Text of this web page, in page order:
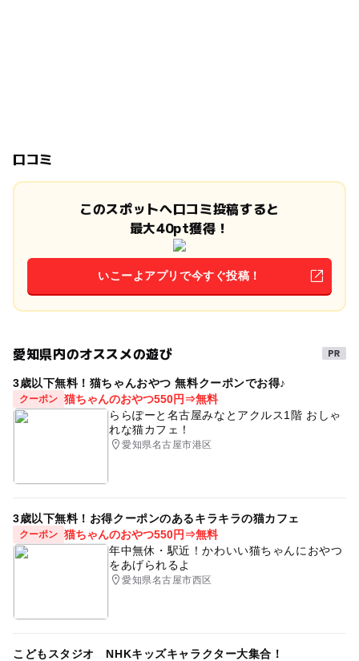
口コミ
このスポットへ口コミ投稿すると
最大40pt獲得！
いこーよアプリで今すぐ投稿！
愛知県内のオススメの遊び
3歳以下無料！猫ちゃんおやつ 無料クーポンでお得♪
クーポン 猫ちゃんのおやつ550円⇒無料
ららぽーと名古屋みなとアクルス1階 おしゃ
れな猫カフェ！
愛知県名古屋市港区
3歳以下無料！お得クーポンのあるキラキラの猫カフェ
クーポン 猫ちゃんのおやつ550円⇒無料
年中無休・駅近！かわいい猫ちゃんにおやつ
をあげられるよ
愛知県名古屋市西区
こどもスタジオ NHKキッズキャラクター大集合！